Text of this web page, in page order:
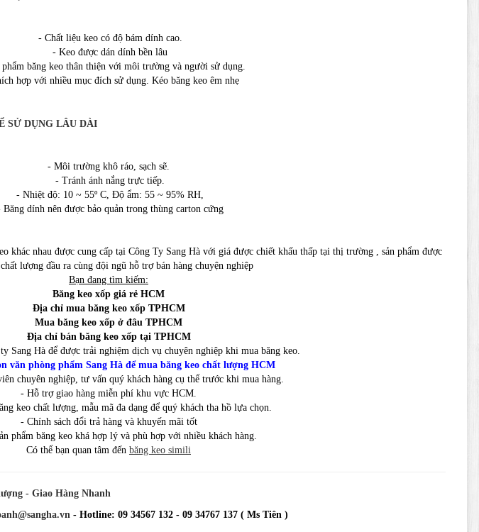
- Chất liệu keo có độ bám dính cao.
- Keo được dán dính bền lâu
băng keo thân thiện với môi trường và người sử dụng.
hợp với nhiều mục đích sử dụng. Kéo băng keo êm nhẹ
SỬ DỤNG LÂU DÀI
- Môi trường khô ráo, sạch sẽ.
- Tránh ánh nắng trực tiếp.
- Nhiệt độ: 10 ~ 55º C, Độ ẩm: 55 ~ 95% RH,
Băng dính nên được bảo quản trong thùng carton cứng
khác nhau được cung cấp tại Công Ty Sang Hà với giá được chiết khấu thấp tại thị trường , sản phẩm được
lượng đầu ra cùng đội ngũ hỗ trợ bán hàng chuyện nghiệp
Bạn đang tìm kiếm:
Băng keo xốp giá rẻ HCM
Địa chỉ mua băng keo xốp TPHCM
Mua băng keo xốp ở đâu TPHCM
Địa chỉ bán băng keo xốp tại TPHCM
Sang Hà để được trải nghiệm dịch vụ chuyên nghiệp khi mua băng keo.
văn phòng phẩm Sang Hà để mua băng keo chất lượng HCM
chuyên nghiệp, tư vấn quý khách hàng cụ thể trước khi mua hàng.
- Hỗ trợ giao hàng miễn phí khu vực HCM.
keo chất lượng, mẫu mã đa dạng để quý khách tha hồ lựa chọn.
- Chính sách đổi trả hàng và khuyến mãi tốt
phẩm băng keo khá hợp lý và phù hợp với nhiều khách hàng.
Có thể bạn quan tâm đến băng keo simili
- Giao Hàng Nhanh
- Hotline: 09 34567 132 - 09 34767 137 ( Ms Tiên )